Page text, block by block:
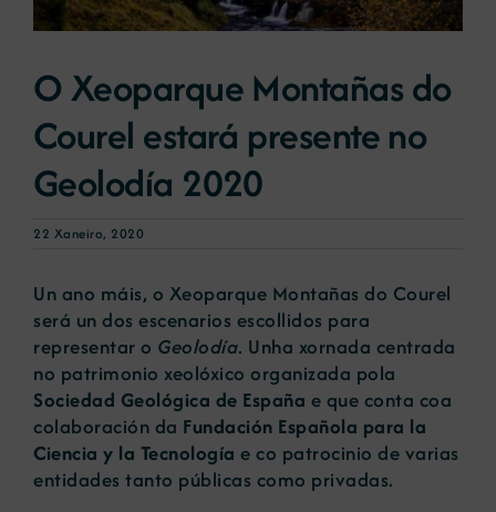
Portal de emprego
O Xeoparque Montañas do
Courel estará presente no
Geolodía 2020
22 Xaneiro, 2020
Un ano máis, o Xeoparque Montañas do Courel
será un dos escenarios escollidos para
representar o Geolodía. Unha xornada centrada
no patrimonio xeolóxico organizada pola
Sociedad Geológica de España e que conta coa
colaboración da Fundación Española para la
Ciencia y la Tecnología e co patrocinio de varias
entidades tanto públicas como privadas.